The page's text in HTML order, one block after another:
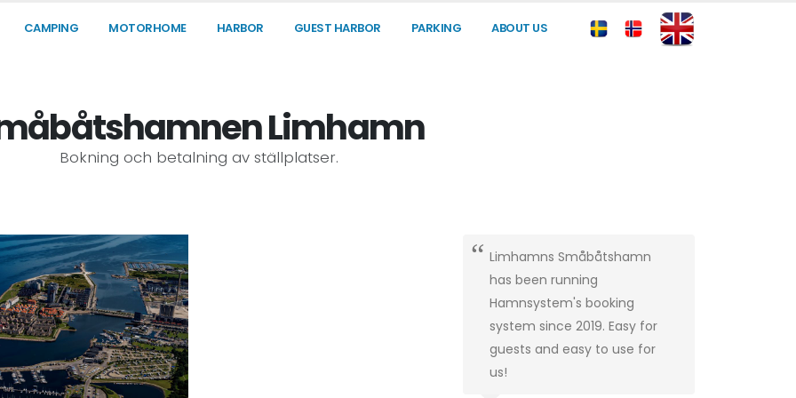
CAMPING MOTORHOME HARBOR GUEST HARBOR PARKING ABOUT US
Limhamn
Bokning och betalning av ställplatser.
Limhamns Småbåtshamn
has been running
Hamnsystem's booking
system since 2019. Easy for
guests and easy to use for
us!